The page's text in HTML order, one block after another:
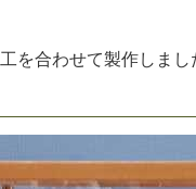
工 を合わせて製作し ま し